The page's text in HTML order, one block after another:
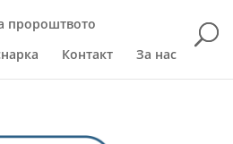
пророштвото
Контакт За нас